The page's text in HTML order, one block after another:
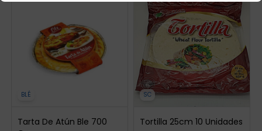
BLÉ
Tarta De Atún Ble 700
SC
Tortilla 25cm 10 Unidades